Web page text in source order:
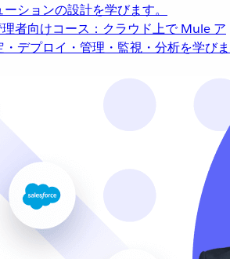
ションの設計を学びます。
者向けコース：クラウド上で Mule ア
デプロイ・管理・監視・分析を学びま